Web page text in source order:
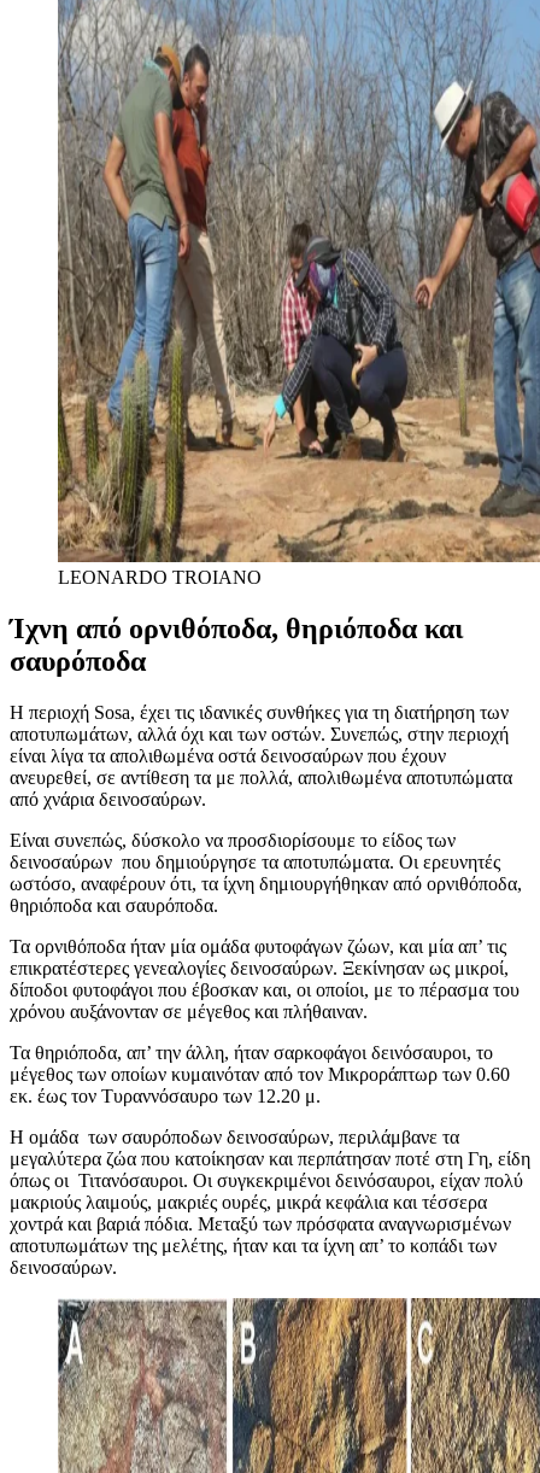
LEONARDO TROIANO
Ίχνη από ορνιθόποδα, θηριόποδα και
σαυρόποδα
H περιοχή Sosa, έχει τις ιδανικές συνθήκες για τη διατήρηση των
αποτυπωμάτων, αλλά όχι και των οστών. Συνεπώς, στην περιοχή
είναι λίγα τα απολιθωμένα οστά δεινοσαύρων που έχουν
ανευρεθεί, σε αντίθεση τα με πολλά, απολιθωμένα αποτυπώματα
από χνάρια δεινοσαύρων.
Είναι συνεπώς, δύσκολο να προσδιορίσουμε το είδος των
δεινοσαύρων που δημιούργησε τα αποτυπώματα. Οι ερευνητές
ωστόσο, αναφέρουν ότι, τα ίχνη δημιουργήθηκαν από ορνιθόποδα,
θηριόποδα και σαυρόποδα.
Τα ορνιθόποδα ήταν μία ομάδα φυτοφάγων ζώων, και μία απ’ τις
επικρατέστερες γενεαλογίες δεινοσαύρων. Ξεκίνησαν ως μικροί,
δίποδοι φυτοφάγοι που έβοσκαν και, οι οποίοι, με το πέρασμα του
χρόνου αυξάνονταν σε μέγεθος και πλήθαιναν.
Τα θηριόποδα, απ’ την άλλη, ήταν σαρκοφάγοι δεινόσαυροι, το
μέγεθος των οποίων κυμαινόταν από τον Μικροράπτωρ των 0.60
εκ. έως τον Τυραννόσαυρο των 12.20 μ.
Η ομάδα των σαυρόποδων δεινοσαύρων, περιλάμβανε τα
μεγαλύτερα ζώα που κατοίκησαν και περπάτησαν ποτέ στη Γη, είδη
όπως οι Τιτανόσαυροι. Οι συγκεκριμένοι δεινόσαυροι, είχαν πολύ
μακριούς λαιμούς, μακριές ουρές, μικρά κεφάλια και τέσσερα
χοντρά και βαριά πόδια. Μεταξύ των πρόσφατα αναγνωρισμένων
αποτυπωμάτων της μελέτης, ήταν και τα ίχνη απ’ το κοπάδι των
δεινοσαύρων.